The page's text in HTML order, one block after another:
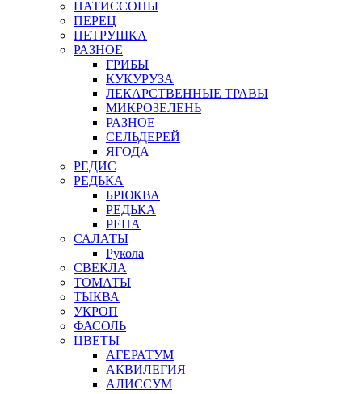
ПАТИССОНЫ
ПЕРЕЦ
ПЕТРУШКА
РАЗНОЕ
ГРИБЫ
КУКУРУЗА
ЛЕКАРСТВЕННЫЕ ТРАВЫ
МИКРОЗЕЛЕНЬ
РАЗНОЕ
СЕЛЬДЕРЕЙ
ЯГОДА
РЕДИС
РЕДЬКА
БРЮКВА
РЕДЬКА
РЕПА
САЛАТЫ
Рукола
СВЕКЛА
ТОМАТЫ
ТЫКВА
УКРОП
ФАСОЛЬ
ЦВЕТЫ
АГЕРАТУМ
АКВИЛЕГИЯ
АЛИССУМ